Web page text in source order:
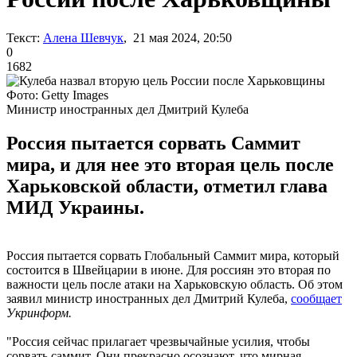
Текст: Алена Шевчук, 21 мая 2024, 20:50
0
1682
Фото: Getty Images
Министр иностранных дел Дмитрий Кулеба
Россия пытается сорвать Саммит
мира, и для нее это вторая цель после
Харьковской области, отметил глава
МИД Украины.
Россия пытается сорвать Глобальный Саммит мира, который
состоится в Швейцарии в июне. Для россиян это вторая по
важности цель после атаки на Харьковскую область. Об этом
заявил министр иностранных дел Дмитрий Кулеба, сообщает
Укринформ.
"Россия сейчас прилагает чрезвычайные усилия, чтобы